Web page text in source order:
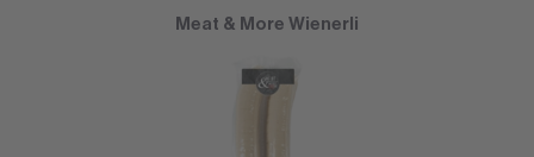
Meat & More Wienerli